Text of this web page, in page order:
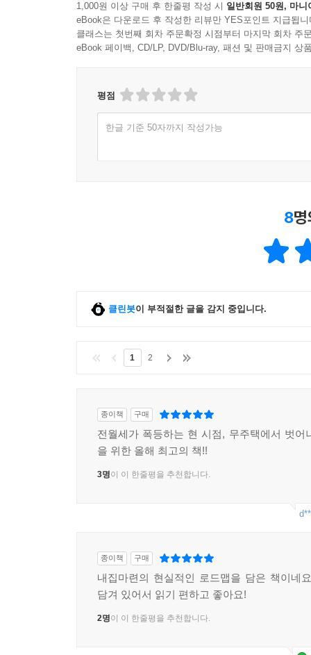
1,000원 이상 구매 후 한줄평 작성 시 일반회원 50원, 마니
eBook은 다운로드 후 작성한 리뷰만 YES포인트 지급됩니
클래스는 첫번째 회차 주문확정 시점부터 마지막 회차 주
eBook 페이백, CD/LP, DVD/Blu-ray, 패션 및 판매금지 상
평점
한글 기준 50자까지 작성가능
8
클린봇이 부적절한 글을 감지 중입니다.
1 2
종이책 구매
전월세가 폭등하는 현 시점, 무주택에서 벗어
을 위한 올해 최고의 책!!
3명이 이 한줄평을 추천합니다.
종이책 구매
내집마련의 현실적인 로드맵을 담은 책이네
담겨 있어서 읽기 편하고 좋아요!
2명이 이 한줄평을 추천합니다.